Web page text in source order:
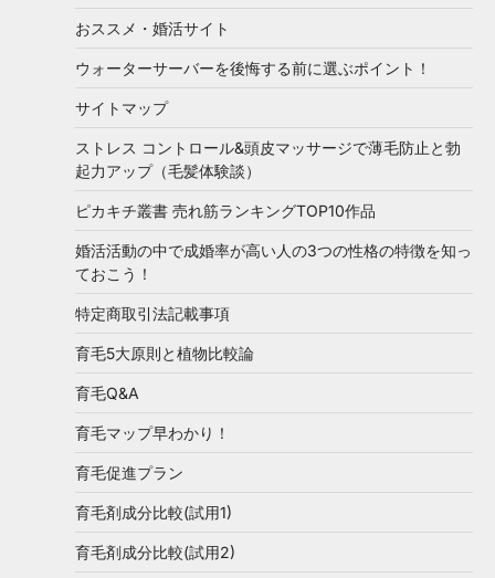
おススメ・婚活サイト
ウォーターサーバーを後悔する前に選ぶポイント！
サイトマップ
ストレス コントロール&頭皮マッサージで薄毛防止と勃
起力アップ（毛髪体験談）
ピカキチ叢書 売れ筋ランキングTOP10作品
婚活活動の中で成婚率が高い人の3つの性格の特徴を知っ
ておこう！
特定商取引法記載事項
育毛5大原則と植物比較論
育毛Q&A
育毛マップ早わかり！
育毛促進プラン
育毛剤成分比較(試用1)
育毛剤成分比較(試用2)